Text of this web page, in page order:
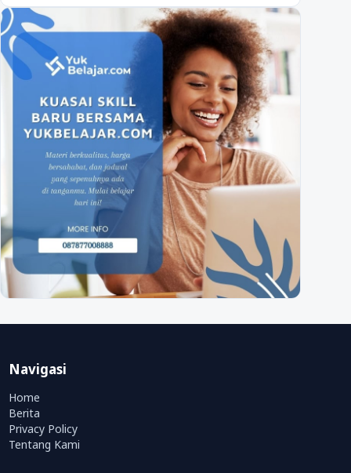
Navigasi
Home
Berita
Privacy Policy
Tentang Kami